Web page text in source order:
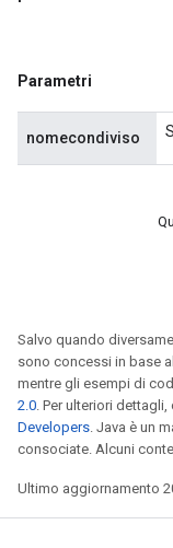
Parametri
nomecondiviso
Salvo quando
sono concessi in base
mentre gli esempi di
2.0. Per ulteriori
Developers. Java è un
consociate. Alcuni
Ultimo aggiornamento